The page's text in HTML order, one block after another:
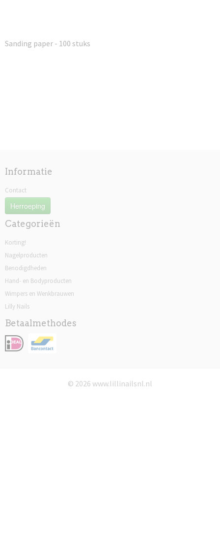
Sanding paper - 100 stuks
Informatie
Contact
Herroeping
Categorieën
Korting!
Nagelproducten
Benodigdheden
Hand- en Bodyproducten
Wimpers en Wenkbrauwen
Lilly Nails
Betaalmethodes
© 2026 www.lillinailsnl.nl